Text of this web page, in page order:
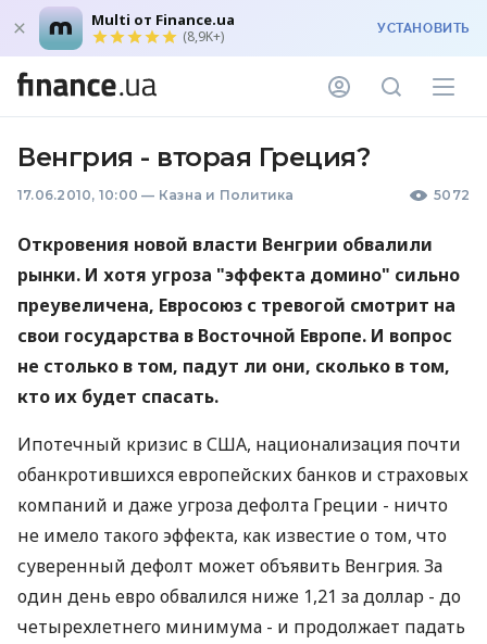
Multi от Finance.ua
(8,9K+) УСТАНОВИТЬ
Венгрия - вторая Греция?
17.06.2010, 10:00 — Казна и Политика 5072
Откровения новой власти Венгрии обвалили
рынки. И хотя угроза "эффекта домино" сильно
преувеличена, Евросоюз с тревогой смотрит на
свои государства в Восточной Европе. И вопрос
не столько в том, падут ли они, сколько в том,
кто их будет спасать.
Ипотечный кризис в США, национализация почти
обанкротившихся европейских банков и страховых
компаний и даже угроза дефолта Греции - ничто
не имело такого эффекта, как известие о том, что
суверенный дефолт может объявить Венгрия. За
один день евро обвалился ниже 1,21 за доллар - до
четырехлетнего минимума - и продолжает падать